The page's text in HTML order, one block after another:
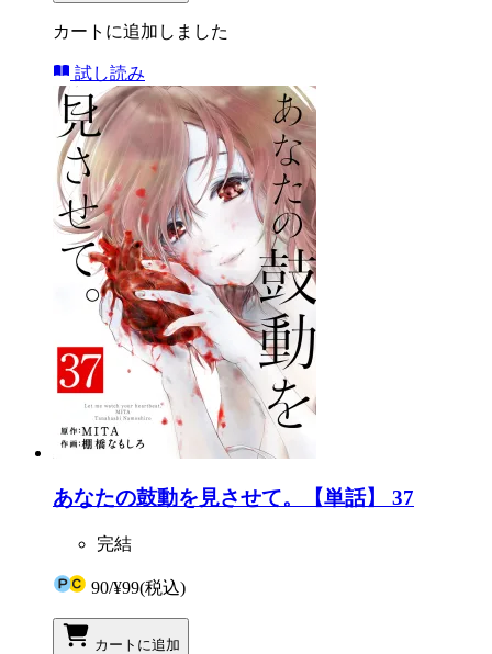
カートに追加しました
試し読み
あなたの鼓動を見させて。【単話】 37
完結
90/¥99(税込)
カートに追加